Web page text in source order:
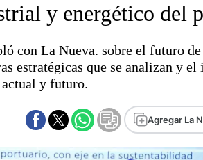
Seguridad
Escenario Olímpico
Liga del Sur
Fútbol
Federal A
Aplausos
y energético del
con La Nueva. sobre el futuro
estratégicas que se analizan y el
actual y futuro.
Agregar La